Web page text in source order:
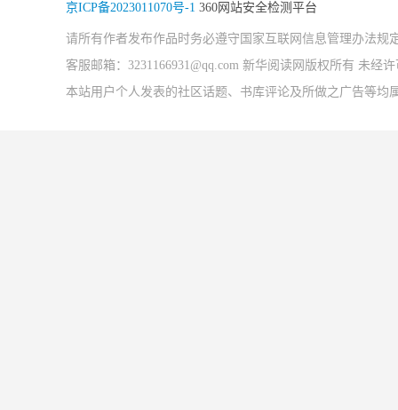
京ICP备2023011070号-1 360网站安全检测平台
请所有作者发布作品时务必遵守国家互联网信息管理办法
客服邮箱：3231166931@qq.com 新华阅读网版权所有 未经
本站用户个人发表的社区话题、书库评论及所做之广告等均